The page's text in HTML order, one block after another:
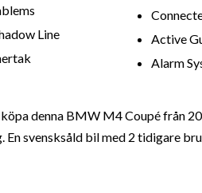
Line
Active
Alarm
denna BMW M4 Coupé från
En svensksåld bil med 2 tidigare